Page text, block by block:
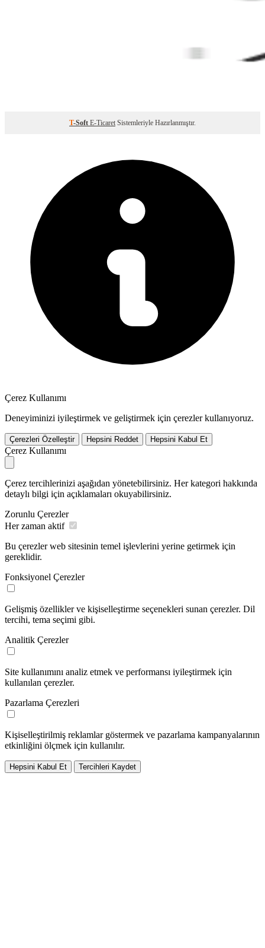
T-Soft E-Ticaret Sistemleriyle Hazırlanmıştır.
Çerez Kullanımı
Deneyiminizi iyileştirmek ve geliştirmek için çerezler kullanıyoruz.
Çerezleri Özelleştir Hepsini Reddet Hepsini Kabul Et
Çerez Kullanımı
Çerez tercihlerinizi aşağıdan yönetebilirsiniz. Her kategori hakkında
detaylı bilgi için açıklamaları okuyabilirsiniz.
Zorunlu Çerezler
Her zaman aktif
Bu çerezler web sitesinin temel işlevlerini yerine getirmek için
gereklidir.
Fonksiyonel Çerezler
Gelişmiş özellikler ve kişiselleştirme seçenekleri sunan çerezler. Dil
tercihi, tema seçimi gibi.
Analitik Çerezler
Site kullanımını analiz etmek ve performansı iyileştirmek için
kullanılan çerezler.
Pazarlama Çerezleri
Kişiselleştirilmiş reklamlar göstermek ve pazarlama kampanyalarının
etkinliğini ölçmek için kullanılır.
Hepsini Kabul Et Tercihleri Kaydet